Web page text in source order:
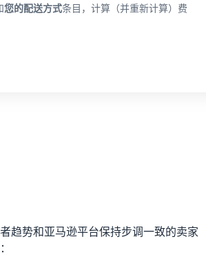
您的配送方式条目，计算（并重新计算）费
趋势和亚马逊平台保持步调一致的卖家